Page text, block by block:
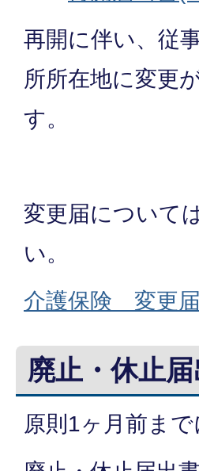
再開に伴い、従
所所在地に変更
す。
変更届について
い。
介護保険 変更届
廃止・休止
原則1ヶ月前ま